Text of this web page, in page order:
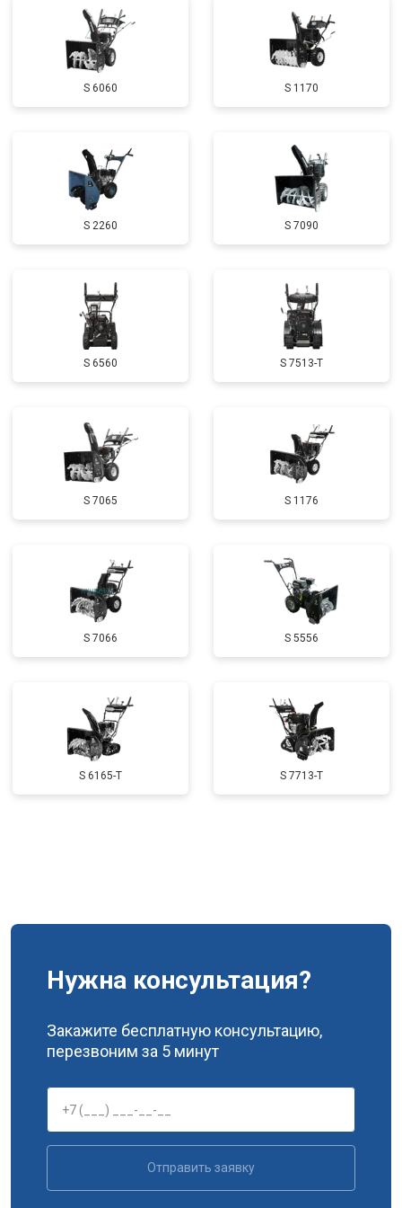
Замена глушителя Заказать
Замена маховика от 3050 ₽ Заказать
Натяжка тросов Заказать
Ремонт электропроводки от 3150 ₽ Заказать
Полное ТО от 4900 ₽
Регулировка зазоров клапанов от 2800 ₽
Замена свечей зажигания от 1820 ₽ Заказать
Демонтаж-монтаж двигателя от 6400 ₽ Заказать
Ремонт сцепления
Установка комплекта прокладок
двигателя
от 5500 ₽ Заказать
двигателя и редуктора
от 2500 ₽
от 2750 ₽
Чистка карбюратора от 3780 ₽ Заказать
Замена/Pемонт шнека от 2580 ₽ Заказать
Ремонт топливных мембран от 3500 ₽ Заказать
Замена/Pемонт стартера от 3720 ₽ Заказать
S 6060 S 1170
S 2260 S 7090
S 6560 S 7513-T
S 7065 S 1176
S 7066 S 5556
S 6165-T S 7713-T
Нужна консультация?
Закажите бесплатную консультацию,
перезвоним за 5 минут
Отправить заявку